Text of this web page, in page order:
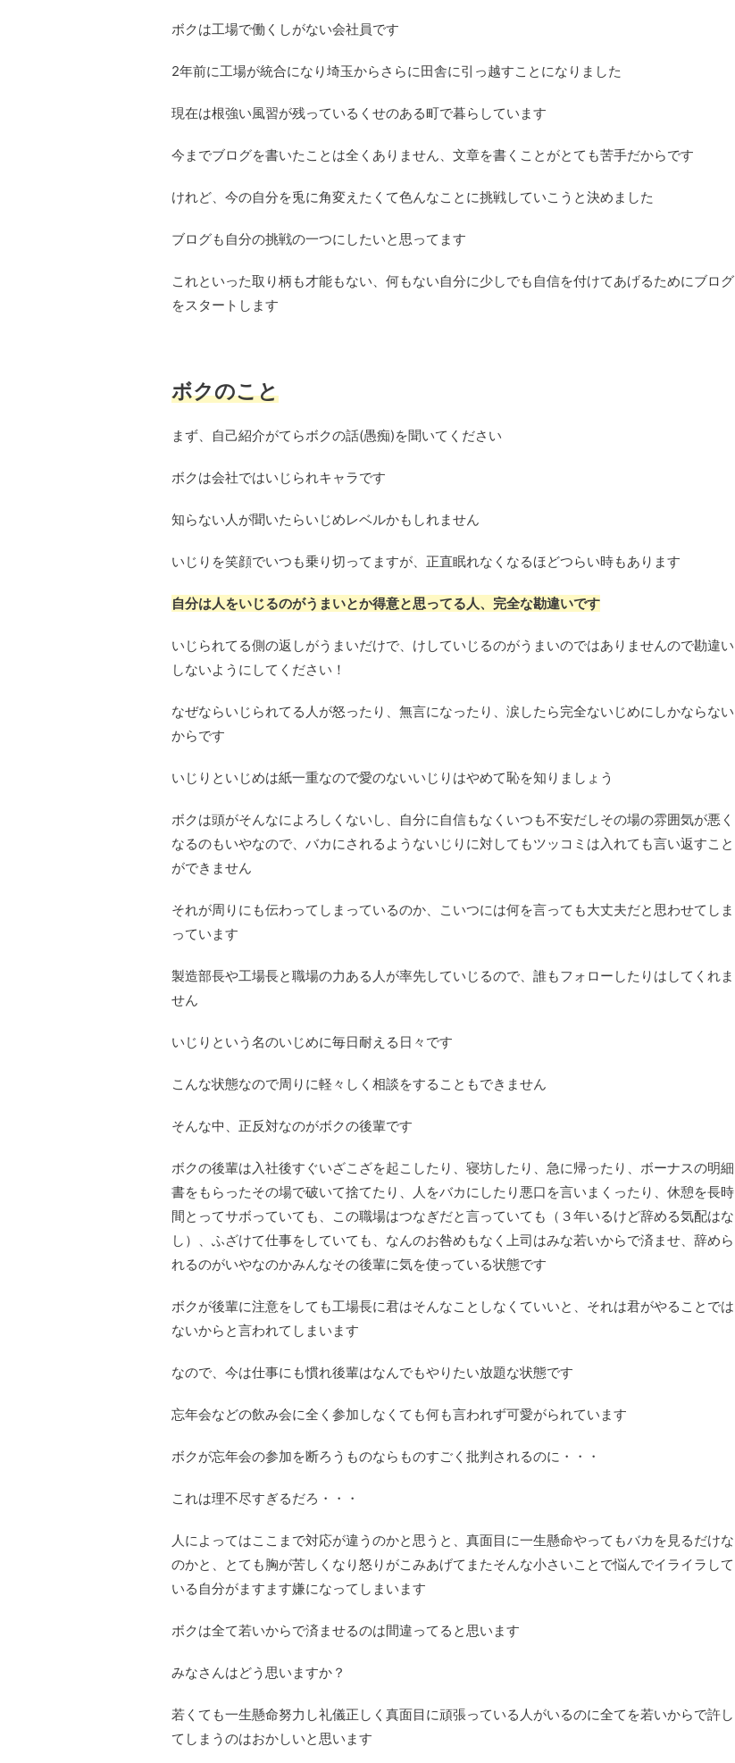
ボクは工場で働くしがない会社員です
2年前に工場が統合になり埼玉からさらに田舎に引っ越すことになりました
現在は根強い風習が残っているくせのある町で暮らしています
今までブログを書いたことは全くありません、文章を書くことがとても苦手だからです
けれど、今の自分を兎に角変えたくて色んなことに挑戦していこうと決めました
ブログも自分の挑戦の一つにしたいと思ってます
これといった取り柄も才能もない、何もない自分に少しでも自信を付けてあげるためにブログ
をスタートします
ボクのこと
まず、自己紹介がてらボクの話(愚痴)を聞いてください
ボクは会社ではいじられキャラです
知らない人が聞いたらいじめレベルかもしれません
いじりを笑顔でいつも乗り切ってますが、正直眠れなくなるほどつらい時もあります
自分は人をいじるのがうまいとか得意と思ってる人、完全な勘違いです
いじられてる側の返しがうまいだけで、けしていじるのがうまいのではありませんので勘違い
しないようにしてください！
なぜならいじられてる人が怒ったり、無言になったり、涙したら完全ないじめにしかならない
からです
いじりといじめは紙一重なので愛のないいじりはやめて恥を知りましょう
ボクは頭がそんなによろしくないし、自分に自信もなくいつも不安だしその場の雰囲気が悪く
なるのもいやなので、バカにされるようないじりに対してもツッコミは入れても言い返すこと
ができません
それが周りにも伝わってしまっているのか、こいつには何を言っても大丈夫だと思わせてしま
っています
製造部長や工場長と職場の力ある人が率先していじるので、誰もフォローしたりはしてくれま
せん
いじりという名のいじめに毎日耐える日々です
こんな状態なので周りに軽々しく相談をすることもできません
そんな中、正反対なのがボクの後輩です
ボクの後輩は入社後すぐいざこざを起こしたり、寝坊したり、急に帰ったり、ボーナスの明細
書をもらったその場で破いて捨てたり、人をバカにしたり悪口を言いまくったり、休憩を長時
間とってサボっていても、この職場はつなぎだと言っていても（３年いるけど辞める気配はな
し）、ふざけて仕事をしていても、なんのお咎めもなく上司はみな若いからで済ませ、辞めら
れるのがいやなのかみんなその後輩に気を使っている状態です
ボクが後輩に注意をしても工場長に君はそんなことしなくていいと、それは君がやることでは
ないからと言われてしまいます
なので、今は仕事にも慣れ後輩はなんでもやりたい放題な状態です
忘年会などの飲み会に全く参加しなくても何も言われず可愛がられています
ボクが忘年会の参加を断ろうものならものすごく批判されるのに・・・
これは理不尽すぎるだろ・・・
人によってはここまで対応が違うのかと思うと、真面目に一生懸命やってもバカを見るだけな
のかと、とても胸が苦しくなり怒りがこみあげてまたそんな小さいことで悩んでイライラして
いる自分がますます嫌になってしまいます
ボクは全て若いからで済ませるのは間違ってると思います
みなさんはどう思いますか？
若くても一生懸命努力し礼儀正しく真面目に頑張っている人がいるのに全てを若いからで許し
てしまうのはおかしいと思います